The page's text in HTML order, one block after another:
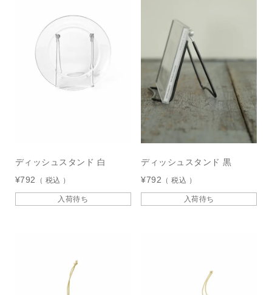
ディッシュスタンド 白
¥792 税込
入荷待ち
ディッシュスタンド 黒
¥792 税込
入荷待ち